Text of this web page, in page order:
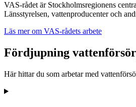
VAS‑rådet är Stockholmsregionens
Länsstyrelsen, vattenproducenter och
Läs mer om VAS-rådets arbete
Fördjupning
Här hittar du som arbetar med